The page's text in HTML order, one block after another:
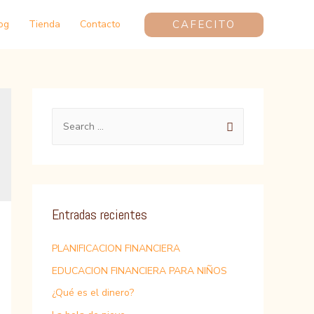
Tienda Contacto CAFECITO
h
o
r
:
Entradas recientes
PLANIFICACION FINANCIERA
EDUCACION FINANCIERA PARA NIÑOS
¿Qué es el dinero?